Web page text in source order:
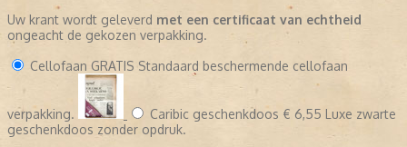
Uw krant wordt geleverd met een certificaat van echtheid
ongeacht de gekozen verpakking.
Cellofaan GRATIS Standaard beschermende cellofaan
verpakking. Caribic geschenkdoos € 6,55 Luxe zwarte
geschenkdoos zonder opdruk.